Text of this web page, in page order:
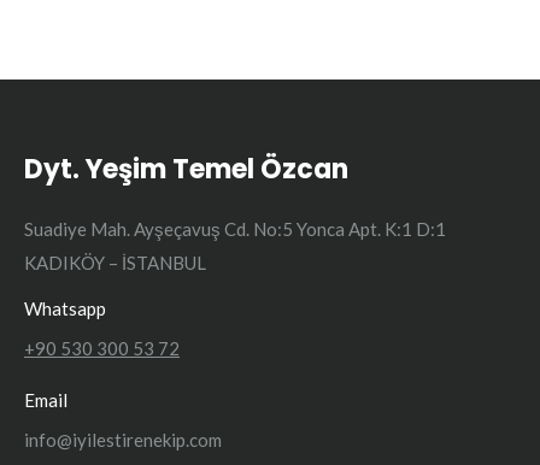
Dyt. Yeşim Temel Özcan
Suadiye Mah. Ayşeçavuş Cd. No:5 Yonca Apt. K:1 D:1
KADIKÖY – İSTANBUL
Whatsapp
+90 530 300 53 72
Email
info@iyilestirenekip.com